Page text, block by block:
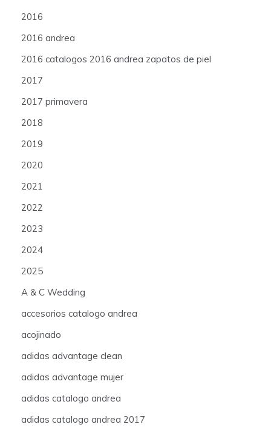
2016
2016 andrea
2016 catalogos 2016 andrea zapatos de piel
2017
2017 primavera
2018
2019
2020
2021
2022
2023
2024
2025
A & C Wedding
accesorios catalogo andrea
acojinado
adidas advantage clean
adidas advantage mujer
adidas catalogo andrea
adidas catalogo andrea 2017